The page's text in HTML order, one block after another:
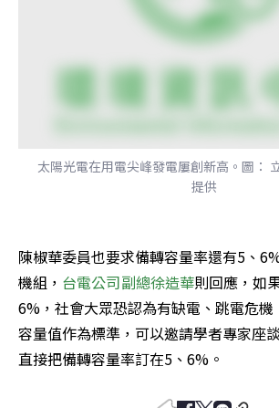
太陽光電在用電尖峰發電屢創新高。圖：
提供
陳椒華委員也要求備轉容量率還有5、
機組， 台電公司副總徐造華則回應，如
6%，社會大眾恐認為有缺電、跳電危
容量值作為標準，可以邀請學者專家座
直接把備轉容量率訂在5、6%。